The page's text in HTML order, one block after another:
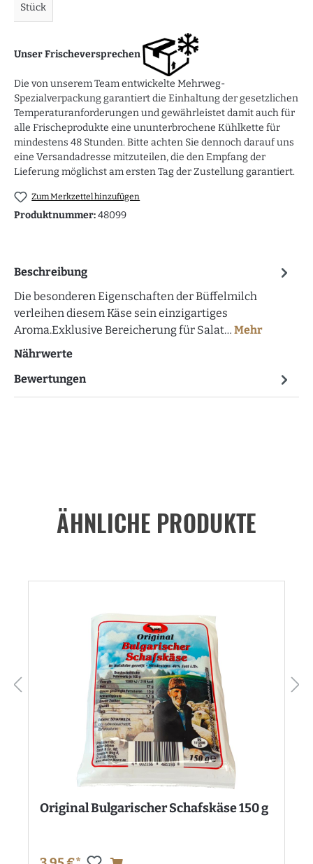
Stück
Unser Frischeversprechen
Die von unserem Team entwickelte Mehrweg-
Spezialverpackung garantiert die Einhaltung der gesetzlichen
Temperaturanforderungen und gewährleistet damit auch für
alle Frischeprodukte eine ununterbrochene Kühlkette für
mindestens 48 Stunden. Bitte achten Sie dennoch darauf uns
eine Versandadresse mitzuteilen, die den Empfang der
Lieferung möglichst am ersten Tag der Zustellung garantiert.
Zum Merkzettel hinzufügen
Produktnummer:48099
Beschreibung
Die besonderen Eigenschaften der Büffelmilch
verleihen diesem Käse sein einzigartiges
Aroma.Exklusive Bereicherung für Salat… Mehr
Nährwerte
Bewertungen
ÄHNLICHE PRODUKTE
Original Bulgarischer Schafskäse 150 g